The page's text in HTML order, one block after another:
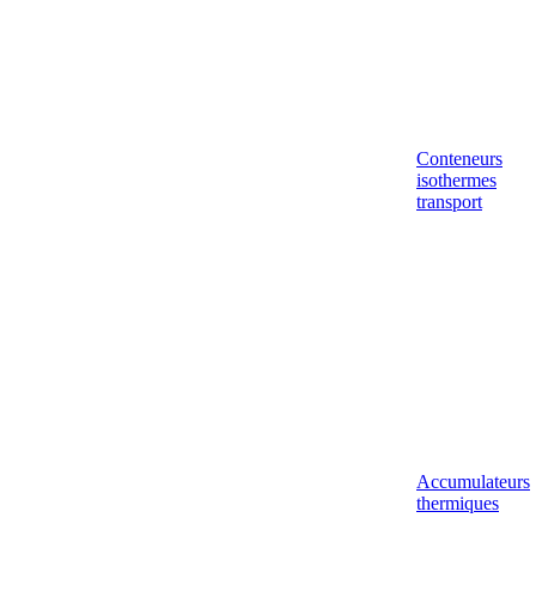
Conteneurs
isothermes
transport
Accumulateurs
thermiques